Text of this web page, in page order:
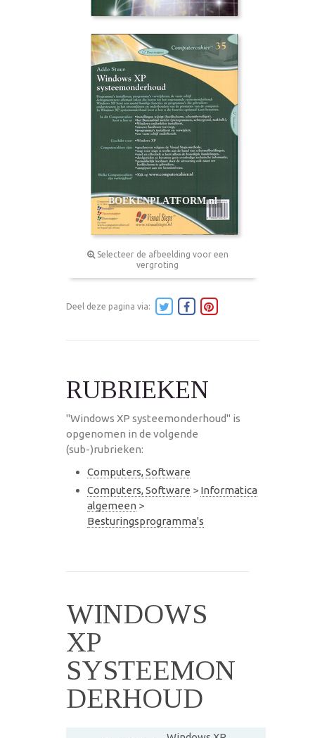
Selecteer de afbeelding voor een
vergroting
Deel deze pagina via:
RUBRIEKEN
"Windows XP systeemonderhoud" is
opgenomen in de volgende
(sub-)rubrieken:
Computers, Software
Computers, Software > Informatica
algemeen >
Besturingsprogramma's
WINDOWS
XP
SYSTEEMON
DERHOUD